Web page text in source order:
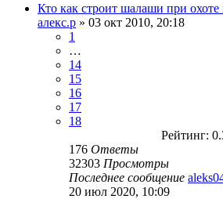
Кто как строит шалаши при охоте
алекс.р » 03 окт 2010, 20:18
1
…
14
15
16
17
18
Рейтинг:
176 Ответы
32303 Просмотры
Последнее сообщение
20 июл 2020, 10:09